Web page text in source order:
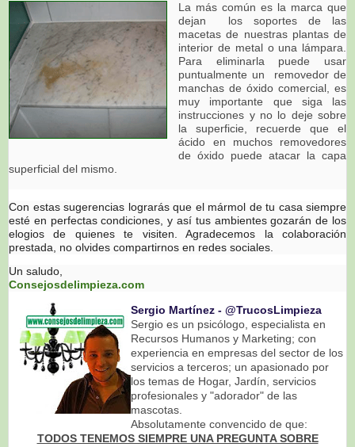
La más común es la marca que
dejan los soportes de las
macetas de nuestras plantas de
interior de metal o una lámpara.
Para eliminarla puede usar
puntualmente un removedor de
manchas de óxido comercial, es
muy importante que siga las
instrucciones y no lo deje sobre
la superficie, recuerde que el
ácido en muchos removedores
de óxido puede atacar la capa
superficial del mismo.
Con estas sugerencias lograrás que el mármol de tu casa siempre
esté en perfectas condiciones, y así tus ambientes gozarán de los
elogios de quienes te visiten. Agradecemos la colaboración
prestada, no olvides compartirnos en redes sociales.
Un saludo,
Consejosdelimpieza.com
Sergio Martínez ‐ @TrucosLimpieza
Sergio es un psicólogo, especialista en
Recursos Humanos y Marketing; con
experiencia en empresas del sector de los
servicios a terceros; un apasionado por
los temas de Hogar, Jardín, servicios
profesionales y "adorador" de las
mascotas.
Absolutamente convencido de que:
TODOS TENEMOS SIEMPRE UNA PREGUNTA SOBRE